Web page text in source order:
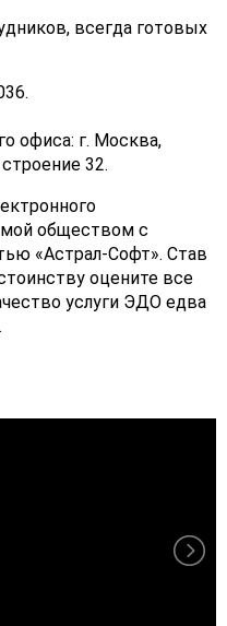
всегда готовых
офиса: г. Москва,
32.
обществом с
«Астрал-Софт». Став
оцените все
услуги ЭДО едва